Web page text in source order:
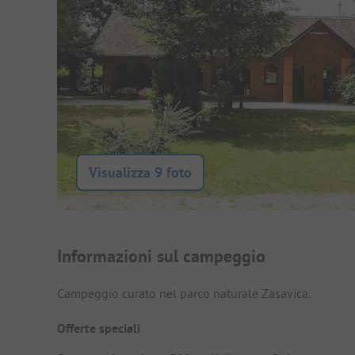
Visualizza 9 foto
Presentazione del
Informazioni sul campeggio
Campeggio curato nel parco naturale Zasavica.
Offerte speciali